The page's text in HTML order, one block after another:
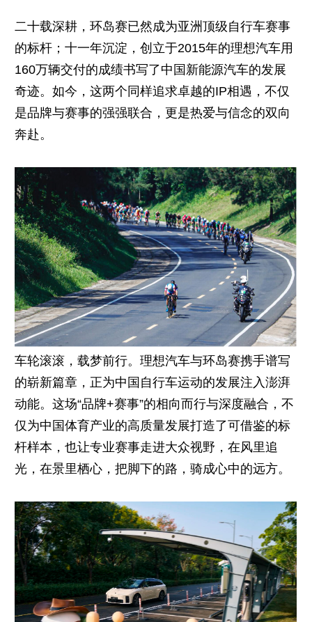
二十载深耕，环岛赛已然成为亚洲顶级自行车赛事
的标杆；十一年沉淀，创立于2015年的理想汽车用
160万辆交付的成绩书写了中国新能源汽车的发展
奇迹。如今，这两个同样追求卓越的IP相遇，不仅
是品牌与赛事的强强联合，更是热爱与信念的双向
奔赴。
车轮滚滚，载梦前行。理想汽车与环岛赛携手谱写
的崭新篇章，正为中国自行车运动的发展注入澎湃
动能。这场“品牌+赛事”的相向而行与深度融合，不
仅为中国体育产业的高质量发展打造了可借鉴的标
杆样本，也让专业赛事走进大众视野，在风里追
光，在景里栖心，把脚下的路，骑成心中的远方。